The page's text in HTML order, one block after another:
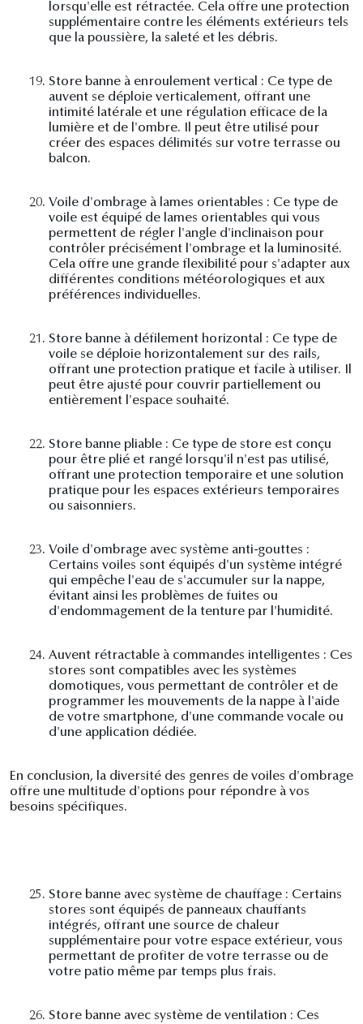
lorsqu'elle est rétractée. Cela offre une protection
supplémentaire contre les éléments extérieurs tels
que la poussière, la saleté et les débris.
19. Store banne à enroulement vertical : Ce type de
auvent se déploie verticalement, offrant une
intimité latérale et une régulation efficace de la
lumière et de l'ombre. Il peut être utilisé pour
créer des espaces délimités sur votre terrasse ou
balcon.
20. Voile d'ombrage à lames orientables : Ce type de
voile est équipé de lames orientables qui vous
permettent de régler l'angle d'inclinaison pour
contrôler précisément l'ombrage et la luminosité.
Cela offre une grande flexibilité pour s'adapter aux
différentes conditions météorologiques et aux
préférences individuelles.
21. Store banne à défilement horizontal : Ce type de
voile se déploie horizontalement sur des rails,
offrant une protection pratique et facile à utiliser. Il
peut être ajusté pour couvrir partiellement ou
entièrement l'espace souhaité.
22. Store banne pliable : Ce type de store est conçu
pour être plié et rangé lorsqu'il n'est pas utilisé,
offrant une protection temporaire et une solution
pratique pour les espaces extérieurs temporaires
ou saisonniers.
23. Voile d'ombrage avec système anti-gouttes :
Certains voiles sont équipés d'un système intégré
qui empêche l'eau de s'accumuler sur la nappe,
évitant ainsi les problèmes de fuites ou
d'endommagement de la tenture par l'humidité.
24. Auvent rétractable à commandes intelligentes : Ces
stores sont compatibles avec les systèmes
domotiques, vous permettant de contrôler et de
programmer les mouvements de la nappe à l'aide
de votre smartphone, d'une commande vocale ou
d'une application dédiée.
En conclusion, la diversité des genres de voiles d'ombrage
offre une multitude d'options pour répondre à vos
besoins spécifiques.
25. Store banne avec système de chauffage : Certains
stores sont équipés de panneaux chauffants
intégrés, offrant une source de chaleur
supplémentaire pour votre espace extérieur, vous
permettant de profiter de votre terrasse ou de
votre patio même par temps plus frais.
26. Store banne avec système de ventilation : Ces